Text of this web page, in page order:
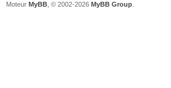
Moteur MyBB , © 2002-2026 MyBB Group